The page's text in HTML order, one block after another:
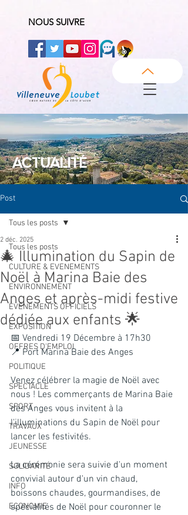
NOUS SUIVRE
ACTUALITÉ
Post
Tous les posts
CULTURE & EVENEMENTS
ENVIRONNEMENT
ÉVÉNEMENTS OFFICIELS
EXPOSITION
OFFRES D'EMPLOI
POLITIQUE
SPECTACLE
SPORT
TRAVAUX
JEUNESSE
SOLIDARITÉ
INFO
ECONOMIE
Tous les posts
🎄 Illumination du Sapin de
Noël à Marina Baie des
Anges et après-midi festive
dédiée aux enfants 🌟
2 déc. 2025
📅 Vendredi 19 Décembre à 17h30
📍 Port Marina Baie des Anges
Venez célébrer la magie de Noël avec
nous ! Les commerçants de Marina Baie
des Anges vous invitent à la
l'illuminations du Sapin de Noël pour
lancer les festivités.
La cérémonie sera suivie d'un moment
convivial autour d'un vin chaud,
boissons chaudes, gourmandises, de
spécialités de Noël pour couronner le